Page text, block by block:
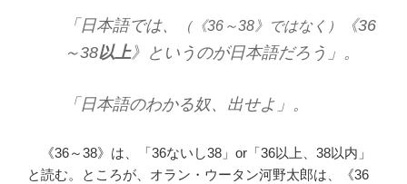
「日本語では、 （《36～38》ではなく）
《36
～38以上》というのが日本語だろう」。
「日本語のわかる奴、出せよ」。
《36～38》は、「36ないし38」or「36以上、38以内」
と読む。ところが、オラン・ウータン河野太郎は、《36